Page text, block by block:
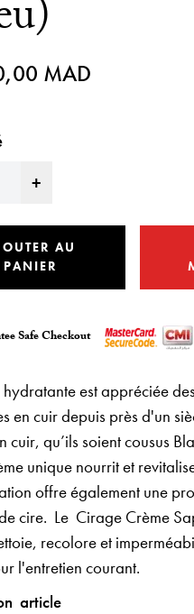
MAD
+
AU
PANIER
Safe Checkout
hydratante est appréciée
en cuir depuis près d'un
cuir, qu’ils soient cousus
unique nourrit et
offre également une
cire. Le Cirage Crème
recolore et
l'entretien courant.
article